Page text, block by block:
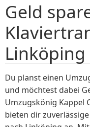
Geld
Linköping
Du planst einen
und möchtest dabei
Umzugskönig Kappel
bieten dir